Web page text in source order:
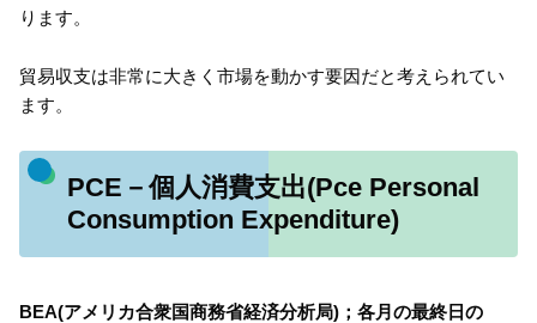
ります。
貿易収支は非常に大きく市場を動かす要因だと考えられてい
ます。
PCE－個人消費支出(Pce Personal
Consumption Expenditure)
BEA(アメリカ合衆国商務省経済分析局)；各月の最終日の